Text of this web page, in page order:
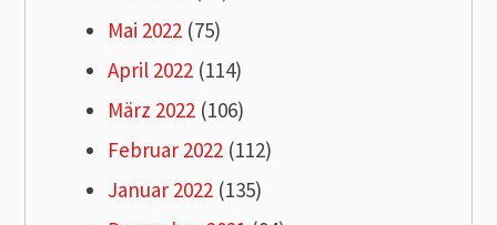
Mai 2022 (75)
April 2022 (114)
März 2022 (106)
Februar 2022 (112)
Januar 2022 (135)